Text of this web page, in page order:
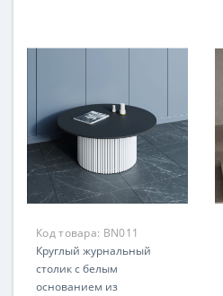
Код товара: BN011
Круглый журнальный
столик с белым
основанием из